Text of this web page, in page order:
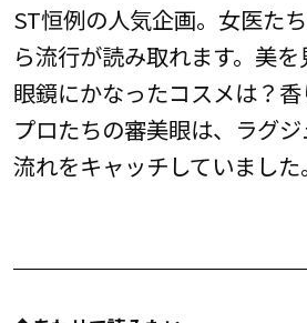
ST恒例の人気企画。女医た
ら流行が読み取れます。美
眼鏡にかなったコスメは？
プロたちの審美眼は、ラグ
流れをキャッチしていました。